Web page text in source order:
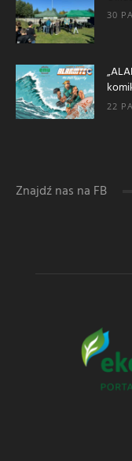
30
22
Znajdź nas na FB